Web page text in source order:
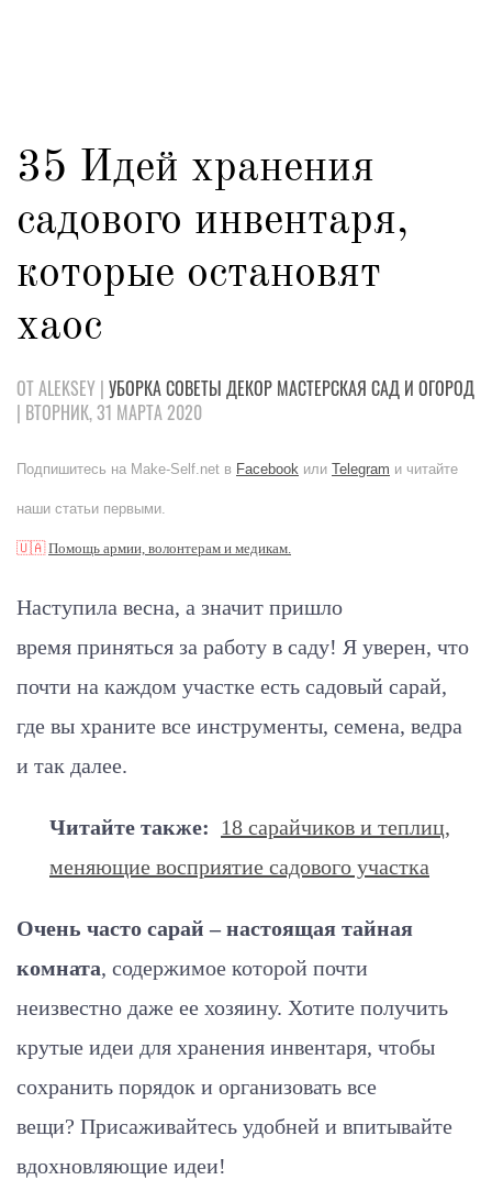
35 Идей хранения
садового инвентаря,
которые остановят
хаос
ОТ ALEKSEY | УБОРКАСОВЕТЫ ДЕКОР МАСТЕРСКАЯ САД И ОГОРОД
| ВТОРНИК, 31 МАРТА 2020
Подпишитесь на Make-Self.net в Facebook или Telegram и читайте
наши статьи первыми.
🇺🇦Помощь армии, волонтерам и медикам.
Наступила весна, а значит пришло
время приняться за работу в саду! Я уверен, что
почти на каждом участке есть садовый сарай,
где вы храните все инструменты, семена, ведра
и так далее.
Читайте также:
18 сарайчиков и теплиц,
меняющие восприятие садового участка
Очень часто сарай – настоящая тайная
комната, содержимое которой почти
неизвестно даже ее хозяину. Хотите получить
крутые идеи для хранения инвентаря, чтобы
сохранить порядок и организовать все
вещи? Присаживайтесь удобней и впитывайте
вдохновляющие идеи!